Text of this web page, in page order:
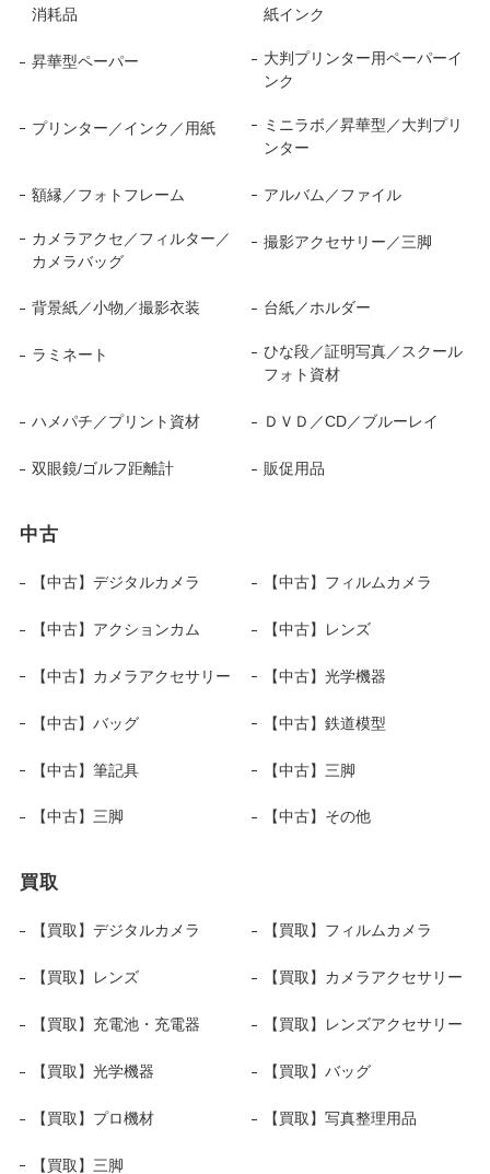
消耗品 紙インク
昇華型ペーパー
大判プリンター用ペーパーイ
ンク
プリンター／インク／用紙
ミニラボ／昇華型／大判プリ
ンター
額縁／フォトフレーム アルバム／ファイル
カメラアクセ／フィルター／
カメラバッグ
撮影アクセサリー／三脚
背景紙／小物／撮影衣装 台紙／ホルダー
ラミネート
ひな段／証明写真／スクール
フォト資材
ハメパチ／プリント資材 ＤＶＤ／CD／ブルーレイ
双眼鏡/ゴルフ距離計 販促用品
中古
【中古】デジタルカメラ 【中古】フィルムカメラ
【中古】アクションカム 【中古】レンズ
【中古】カメラアクセサリー 【中古】光学機器
【中古】バッグ 【中古】鉄道模型
【中古】筆記具 【中古】三脚
【中古】三脚 【中古】その他
買取
【買取】デジタルカメラ 【買取】フィルムカメラ
【買取】レンズ 【買取】カメラアクセサリー
【買取】充電池・充電器 【買取】レンズアクセサリー
【買取】光学機器 【買取】バッグ
【買取】プロ機材 【買取】写真整理用品
【買取】三脚